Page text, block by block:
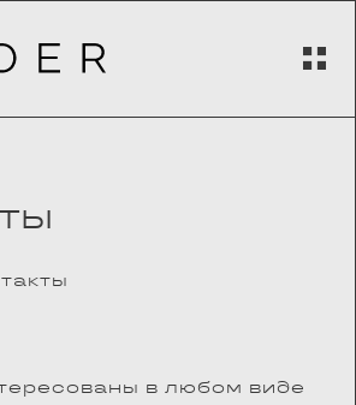
в любом виде